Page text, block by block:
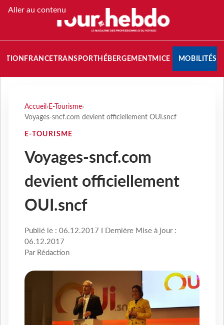
Aller au contenu
FRANCETRANSPORT HÉBERGEMENTMICE MOBILITÉS
Accueil › E-Tourisme›
Voyages-sncf.com devient officiellement OUI.sncf
E-TOURISME
Voyages-sncf.com
devient officiellement
OUI.sncf
Publié le : 06.12.2017 I Dernière Mise à jour :
06.12.2017
Par Rédaction